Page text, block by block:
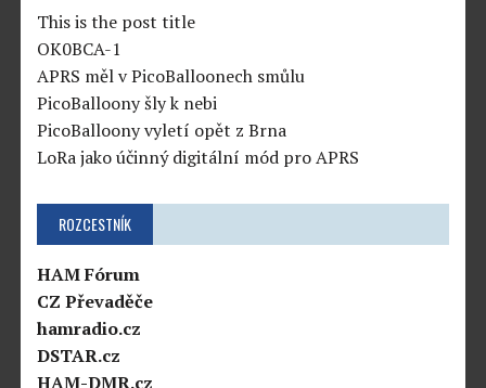
This is the post title
OK0BCA-1
APRS měl v PicoBalloonech smůlu
PicoBalloony šly k nebi
PicoBalloony vyletí opět z Brna
LoRa jako účinný digitální mód pro APRS
ROZCESTNÍK
HAM Fórum
CZ Převaděče
hamradio.cz
DSTAR.cz
HAM-DMR.cz